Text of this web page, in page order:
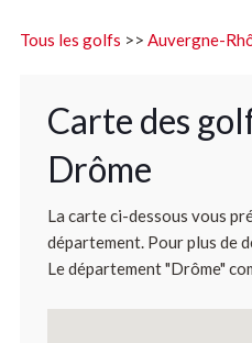
Tous les golfs >> Auvergne-
Carte des
Drôme
La carte ci-dessous vous
département. Pour plus de
Le département "Drôme"